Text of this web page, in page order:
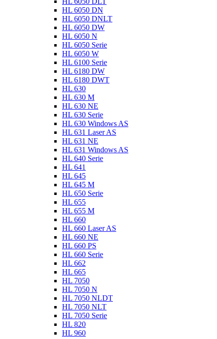
HL 6050 DN
HL 6050 DNLT
HL 6050 DW
HL 6050 N
HL 6050 Serie
HL 6050 W
HL 6100 Serie
HL 6180 DW
HL 6180 DWT
HL 630
HL 630 M
HL 630 NE
HL 630 Serie
HL 630 Windows AS
HL 631 Laser AS
HL 631 NE
HL 631 Windows AS
HL 640 Serie
HL 641
HL 645
HL 645 M
HL 650 Serie
HL 655
HL 655 M
HL 660
HL 660 Laser AS
HL 660 NE
HL 660 PS
HL 660 Serie
HL 662
HL 665
HL 7050
HL 7050 N
HL 7050 NLDT
HL 7050 NLT
HL 7050 Serie
HL 820
HL 960